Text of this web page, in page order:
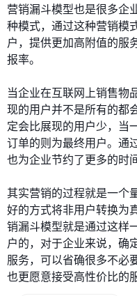
营销漏斗模型也是很多企
种模式，通过这种营销模
户，提供更加高附值的服
报率。
当企业在互联网上销售物
现的用户并不是所有的都
定会比展现的用户少，当
订单的则为最终用户。通
也为企业节约了更多的时
其实营销的过程就是一个
好的方式将非用户转换为
销漏斗模型就是通过这样
户的，对于企业来说，确
服务，可以省确很多不必
也更愿意接受高性价比的